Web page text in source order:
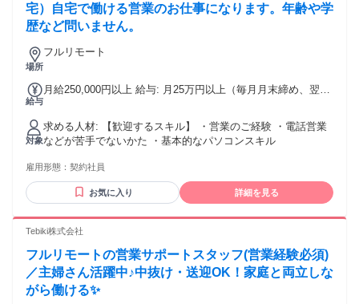
前後のフォローなど、より幅広い業務をお任せします。 ⭐入
社3～5年後 サポート事務チームのリーダーとして、後輩の育
成や業務フロー改善にも挑戦可能です。外国人材の日本での
キャリア形成を支える、事業運営の中心メンバーとして活躍
バーが、それぞれの専門性を活かして事業を進めています。
心して働き始められるようサポートする仕事です。 社内はフ
ラットに意見を言いやすい雰囲気で、国や文化の違いを前向
を大切にしています。
宅）自宅で働ける営業のお仕事になります。年齢や学
歴など問いません。
場所
フルリモート
給与
月給250,000円以上 給与: 月25万円以上（毎月月末締め、翌月
対象
求める人材: 【歓迎するスキル】 ・営業のご経験 ・電話営業
などが苦手でないかた ・基本的なパソコンスキル
雇用形態： 契約社員
お気に入り 詳細を見る
Tebiki株式会社
フルリモートの営業サポートスタッフ(営業経験必須)
／主婦さん活躍中♪中抜け・送迎OK！家庭と両立しな
がら働ける✨